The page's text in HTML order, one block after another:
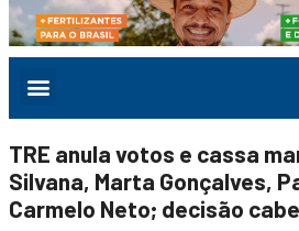
TRE anula votos e cassa
Silvana, Marta Gonçalves,
Carmelo Neto; decisão